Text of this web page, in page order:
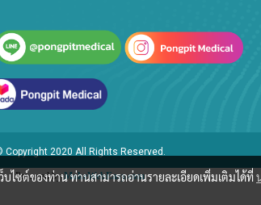
Copyright 2020 All Rights Reserved.
Powered byMakeWebEasy.com
ไซต์ของท่าน ท่านสามารถอ่านรายละเอียดเพิ่มเติมได้ที่